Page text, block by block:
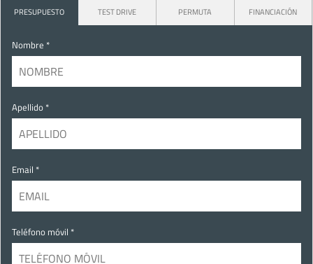
PRESUPUESTO TEST DRIVE PERMUTA FINANCIACIÓN
Nombre *
Apellido *
Email *
Teléfono móvil *